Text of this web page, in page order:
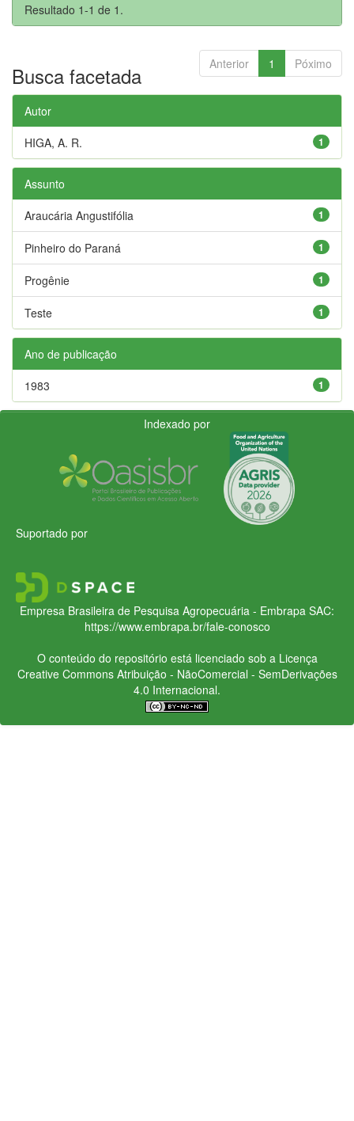
Resultado 1-1 de 1.
Anterior 1 Póximo
Busca facetada
Autor
1
HIGA, A. R.
Assunto
1
Araucária Angustifólia
1
Pinheiro do Paraná
1
Progênie
1
Teste
Ano de publicação
1
1983
Indexado por
Suportado por
Empresa Brasileira de Pesquisa Agropecuária - Embrapa SAC:
https://www.embrapa.br/fale-conosco
O conteúdo do repositório está licenciado sob a Licença
Creative CommonsAtribuição - NãoComercial - SemDerivações
4.0 Internacional.